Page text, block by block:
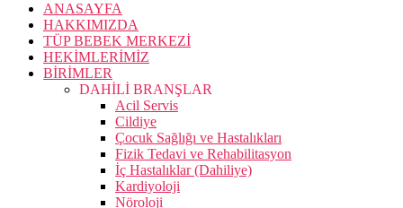
ANASAYFA
HAKKIMIZDA
TÜP BEBEK MERKEZİ
HEKİMLERİMİZ
BİRİMLER
DAHİLİ BRANŞLAR
Acil Servis
Cildiye
Çocuk Sağlığı ve Hastalıkları
Fizik Tedavi ve Rehabilitasyon
İç Hastalıklar (Dahiliye)
Kardiyoloji
Nöroloji